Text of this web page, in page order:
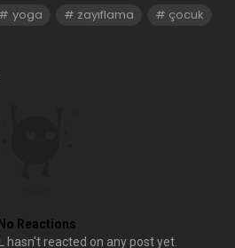
yoga zayıflama çocuk
Reactions
hasn't reacted on any post yet.